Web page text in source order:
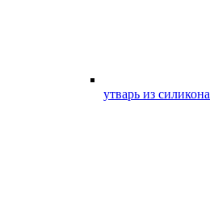
утварь из силикона